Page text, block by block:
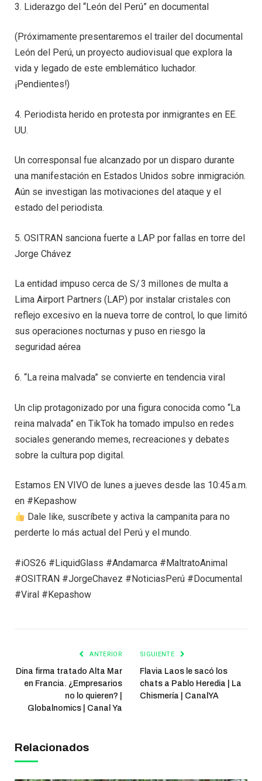
3. Liderazgo del “León del Perú” en documental
(Próximamente presentaremos el trailer del documental
León del Perú, un proyecto audiovisual que explora la
vida y legado de este emblemático luchador.
¡Pendientes!)
4. Periodista herido en protesta por inmigrantes en EE.
UU.
Un corresponsal fue alcanzado por un disparo durante
una manifestación en Estados Unidos sobre inmigración.
Aún se investigan las motivaciones del ataque y el
estado del periodista.
5. OSITRAN sanciona fuerte a LAP por fallas en torre del
Jorge Chávez
La entidad impuso cerca de S/ 3 millones de multa a
Lima Airport Partners (LAP) por instalar cristales con
reflejo excesivo en la nueva torre de control, lo que limitó
sus operaciones nocturnas y puso en riesgo la
seguridad aérea
6. “La reina malvada” se convierte en tendencia viral
Un clip protagonizado por una figura conocida como “La
reina malvada” en TikTok ha tomado impulso en redes
sociales generando memes, recreaciones y debates
sobre la cultura pop digital.
Estamos EN VIVO de lunes a jueves desde las 10:45 a.m.
en #Kepashow
Dale like, suscríbete y activa la campanita para no
perderte lo más actual del Perú y el mundo.
#iOS26 #LiquidGlass #Andamarca #MaltratoAnimal
#OSITRAN #JorgeChavez #NoticiasPerú #Documental
#Viral #Kepashow
ANTERIOR
Dina firma tratado Alta Mar
en Francia. ¿Empresarios
no lo quieren? |
Globalnomics | Canal Ya
SIGUIENTE
Flavia Laos le sacó los
chats a Pablo Heredia | La
Chismería | CanalYA
Relacionados